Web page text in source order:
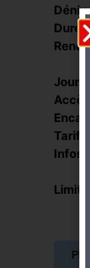
Jour
Accès :
Tarifs :
Infos